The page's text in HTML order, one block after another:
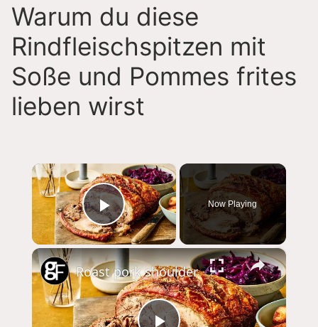
Warum du diese
Rindfleischspitzen mit
Soße und Pommes frites
lieben wirst
×
Play Video
Now Playing
×
Roast pork shoulder